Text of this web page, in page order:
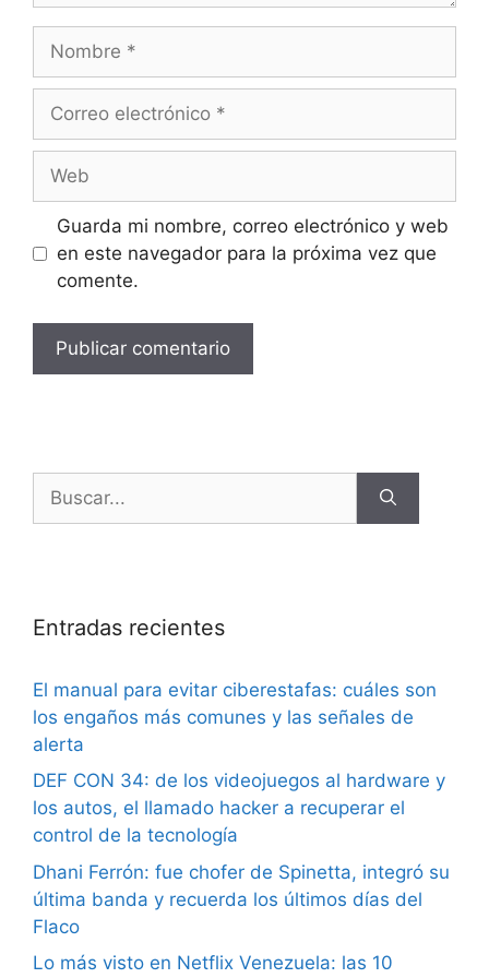
Guarda mi nombre, correo electrónico y web
en este navegador para la próxima vez que
comente.
Entradas recientes
El manual para evitar ciberestafas: cuáles son
los engaños más comunes y las señales de
alerta
DEF CON 34: de los videojuegos al hardware y
los autos, el llamado hacker a recuperar el
control de la tecnología
Dhani Ferrón: fue chofer de Spinetta, integró su
última banda y recuerda los últimos días del
Flaco
Lo más visto en Netflix Venezuela: las 10